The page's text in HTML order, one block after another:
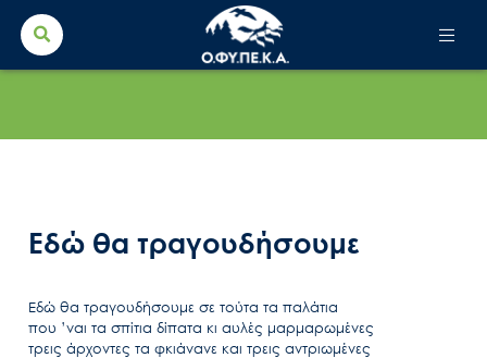
Search
for:
Εδώ θα τραγουδήσουμε
Εδώ θα τραγουδήσουμε σε τούτα τα παλάτια
που ’ναι τα σπίτια δίπατα κι αυλές μαρμαρωμένες
τρεις άρχοντες τα φκιάνανε και τρεις αντριωμένες